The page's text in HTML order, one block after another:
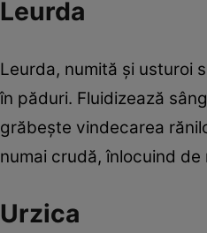
Leurda
Leurda, numită şi usturoi
în păduri. Fluidizează
grăbeşte vindecarea
numai crudă, înlocuind de
Urzica